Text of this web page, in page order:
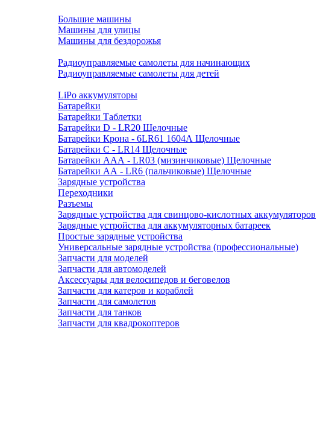
Большие машины
Машины для улицы
Машины для бездорожья
Радиоуправляемые самолеты для начинающих
Радиоуправляемые самолеты для детей
LiPo аккумуляторы
Батарейки
Батарейки Таблетки
Батарейки D - LR20 Щелочные
Батарейки Крона - 6LR61 1604A Щелочные
Батарейки C - LR14 Щелочные
Батарейки AAA - LR03 (мизинчиковые) Щелочные
Батарейки AA - LR6 (пальчиковые) Щелочные
Зарядные устройства
Переходники
Разъемы
Зарядные устройства для свинцово-кислотных аккумуляторов
Зарядные устройства для аккумуляторных батареек
Простые зарядные устройства
Универсальные зарядные устройства (профессиональные)
Запчасти для моделей
Запчасти для автомоделей
Аксессуары для велосипедов и беговелов
Запчасти для катеров и кораблей
Запчасти для самолетов
Запчасти для танков
Запчасти для квадрокоптеров